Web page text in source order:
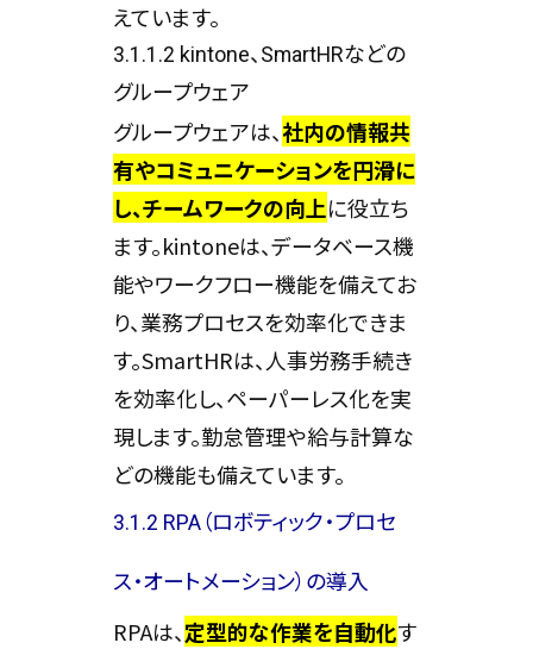
えています。
3.1.1.2 kintone、SmartHRなどの
グループウェア
グループウェアは、社内の情報共
有やコミュニケーションを円滑に
し、チームワークの向上に役立ち
ます。kintoneは、データベース機
能やワークフロー機能を備えてお
り、業務プロセスを効率化できま
す。SmartHRは、人事労務手続き
を効率化し、ペーパーレス化を実
現します。勤怠管理や給与計算な
どの機能も備えています。
3.1.2 RPA（ロボティック・プロセ
ス・オートメーション）の導入
RPAは、定型的な作業を自動化す